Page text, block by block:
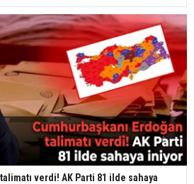
verdi! AK Parti 81 ilde sahaya